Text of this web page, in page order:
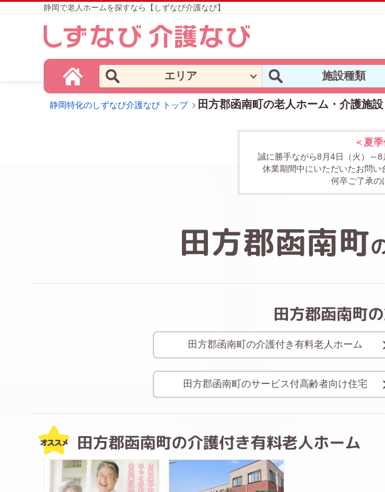
静岡で老人ホームを探すなら【しずなび介護なび】
エリア 施設種類
静岡特化のしずなび介護なび トップ 田方郡函南町の老人ホーム・介護施設
＜夏
誠に勝手ながら8月4日（火）～8
休業期間中にいただいたお問い
何卒ご了承の
田方郡函南町
田方郡函南町
田方郡函南町の介護付き有料老人ホーム
田方郡函南町のサービス付高齢者向け住宅
田方郡函南町の介護付き有料老人ホーム